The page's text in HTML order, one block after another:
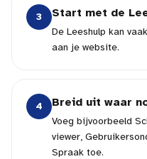
3 Start met de
De Leeshulp kan
aan je website.
4 Breid uit waar
Voeg bijvoorbeeld
viewer,
Spraak toe.